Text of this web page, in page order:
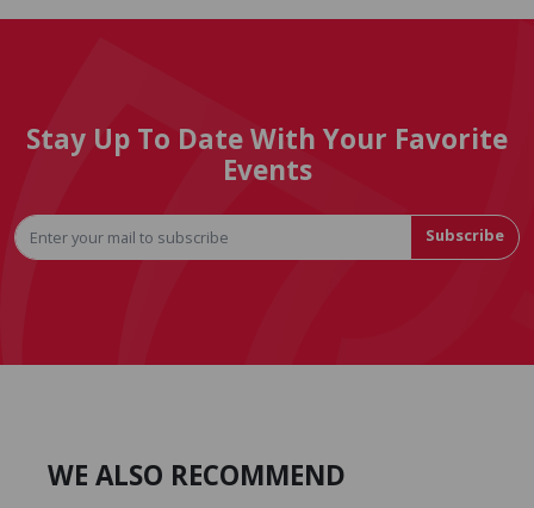
Stay Up To Date With Your Favorite
Events
Subscribe
WE ALSO RECOMMEND